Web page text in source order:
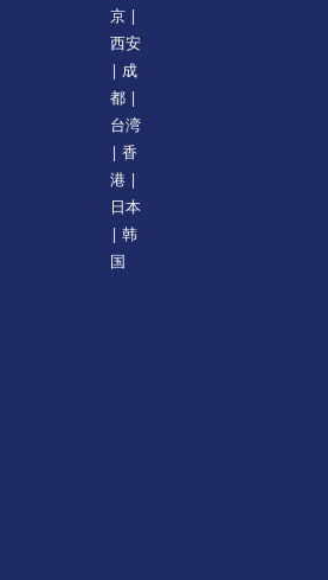
京 |
西安
| 成
都 |
台湾
| 香
港 |
日本
| 韩
国